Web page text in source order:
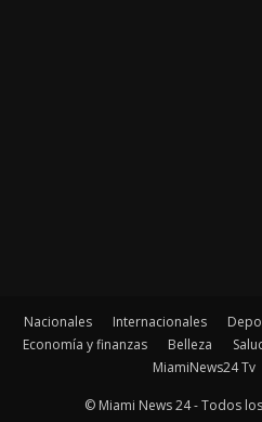
Nacionales Internacionales
Economía y finanzas
Belleza
MiamiNews24 Tv
© Miami News 24 - Todos